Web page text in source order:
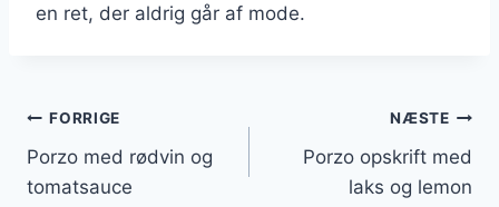
en ret, der aldrig går af mode.
Indlægsnavigation
FORRIGE
Porzo med rødvin og
tomatsauce
NÆSTE
Porzo opskrift med
laks og lemon